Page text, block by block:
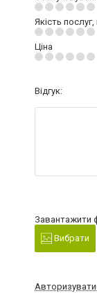
Якість
Ціна
Відгук:
Завантажити
Вибрати